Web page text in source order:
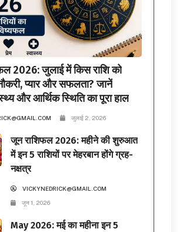
2026: जुलाई में किस राशि को
प्यार और सफलता? जानें
और आर्थिक स्थिति का पूरा हाल
जुलाई 2, 2026
जून राशिफल 2026: महीने की शुरुआत
में इन 5 राशियों पर मेहरबान होंगे ग्रह-
नक्षत्र
VICKYNEDRICK@GMAIL.COM
जून 1, 2026
May 2026: मई का महीना इन 5